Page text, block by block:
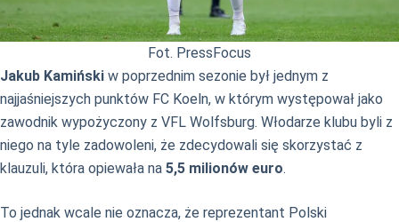
Fot. PressFocus
Jakub Kamiński w poprzednim sezonie był jednym z
najjaśniejszych punktów FC Koeln, w którym występował jako
zawodnik wypożyczony z VFL Wolfsburg. Włodarze klubu byli z
niego na tyle zadowoleni, że zdecydowali się skorzystać z
klauzuli, która opiewała na 5,5 milionów euro.
To jednak wcale nie oznacza, że reprezentant Polski